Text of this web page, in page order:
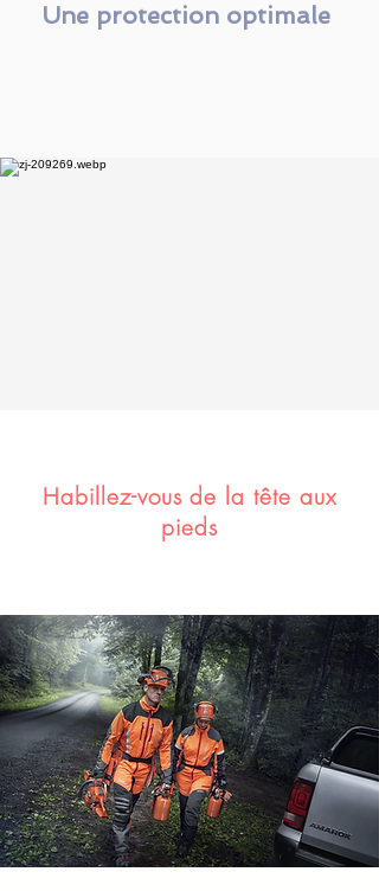
Une protection optimale
Habillez-vous de la tête aux
pieds